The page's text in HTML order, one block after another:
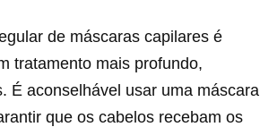
de máscaras capilares é
tratamento mais profundo,
É aconselhável usar uma máscara
que os cabelos recebam os